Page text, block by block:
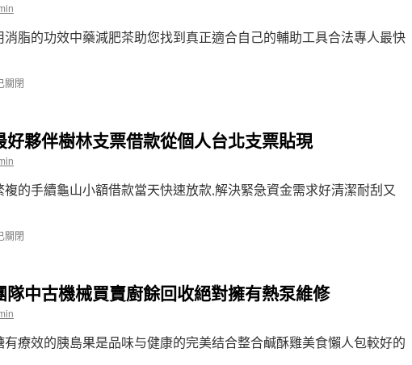
消脂的功效中藥減肥茶助您找到真正適合自己的輔助工具合法專人最快
關閉
好夥伴樹林支票借款從個人台北支票貼現
的手續龜山小額借款當天快速放款,解決緊急資金需求好清潔耐刮又
關閉
隊中古機械買賣廚餘回收絕對擁有熱泵維修
療效的胰島果是品味与健康的完美结合整合鹹酥雞美食懶人包較好的